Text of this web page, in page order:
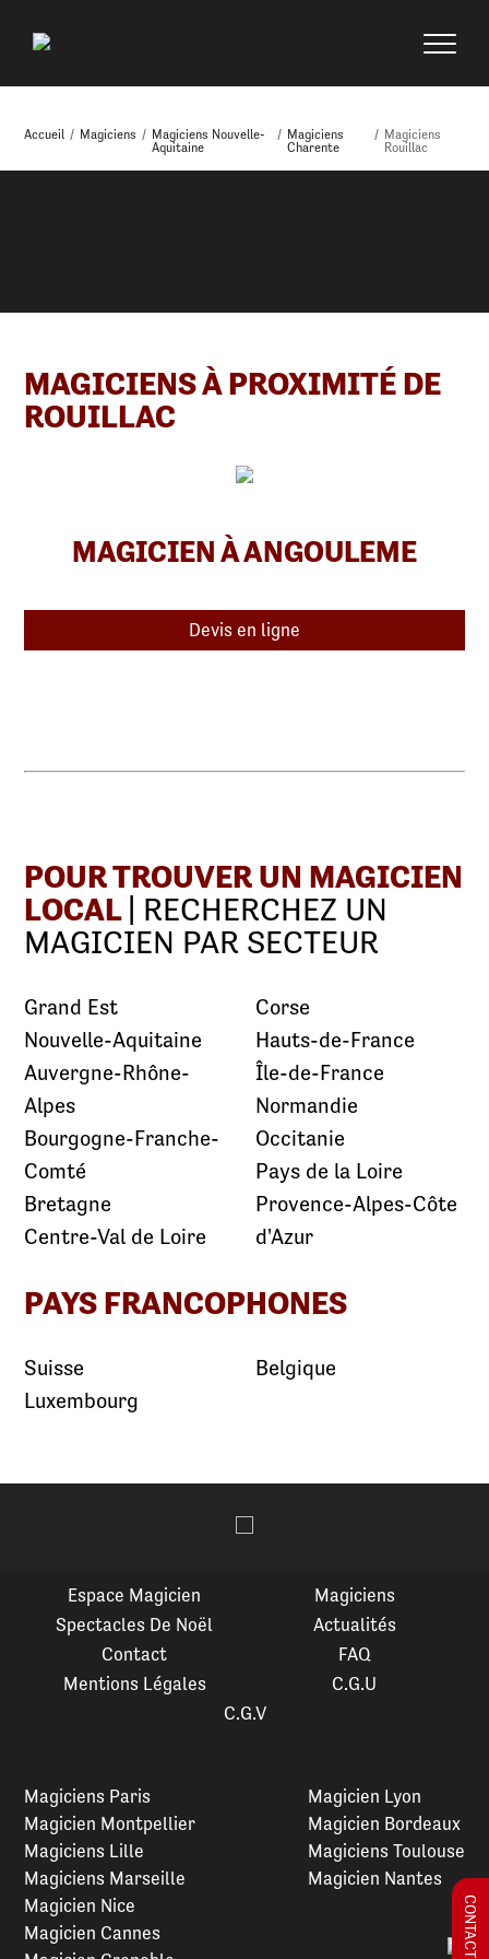
Accueil / Magiciens / Magiciens Nouvelle-
Aquitaine
/ Magiciens
Charente
/ Magiciens
Rouillac
MAGICIENS À PROXIMITÉ DE
ROUILLAC
MAGICIEN À ANGOULEME
Devis en ligne
POUR TROUVER UN MAGICIEN
LOCAL | RECHERCHEZ UN
MAGICIEN PAR SECTEUR
Grand Est
Nouvelle-Aquitaine
Auvergne-Rhône-
Alpes
Bourgogne-Franche-
Comté
Bretagne
Centre-Val de Loire
Corse
Hauts-de-France
Île-de-France
Normandie
Occitanie
Pays de la Loire
Provence-Alpes-Côte
d'Azur
PAYS FRANCOPHONES
Suisse
Luxembourg
Belgique
Espace Magicien
Magiciens
Spectacles De Noël
Actualités
Contact
FAQ
Mentions Légales
C.G.U
C.G.V
Magiciens Paris
Magicien Montpellier
Magiciens Lille
Magiciens Marseille
Magicien Lyon
Magicien Bordeaux
Magiciens Toulouse
Magicien Nantes
Magicien Nice
Magicien Cannes